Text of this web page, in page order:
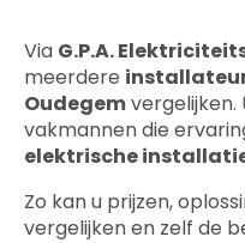
Via G.P.A.
meerdere
Oudegem
vakmannen die
elektrische
Zo kan u prijzen,
vergelijken en zelf de